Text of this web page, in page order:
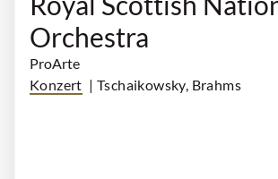
Orchestra
ProArte
Konzert | Tschaikowsky, Brahms